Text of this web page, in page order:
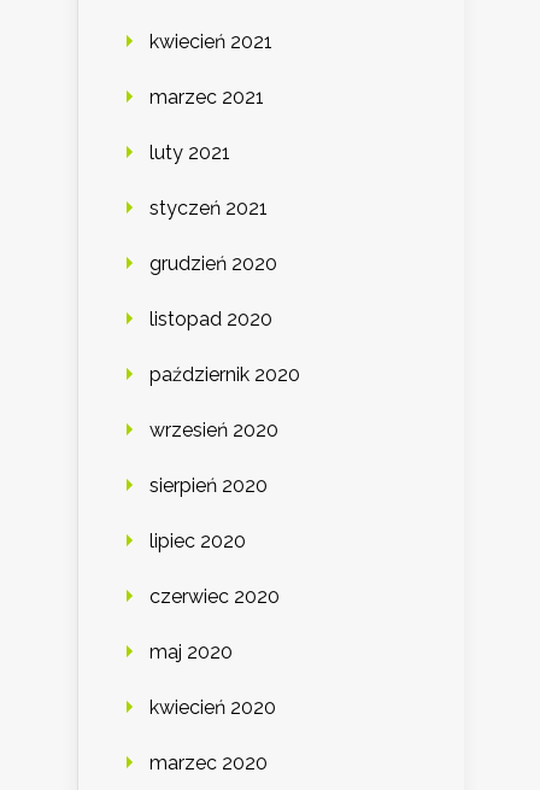
kwiecień 2021
marzec 2021
luty 2021
styczeń 2021
grudzień 2020
listopad 2020
październik 2020
wrzesień 2020
sierpień 2020
lipiec 2020
czerwiec 2020
maj 2020
kwiecień 2020
marzec 2020